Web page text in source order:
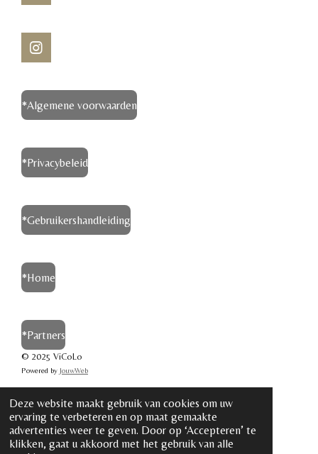
Deze website maakt gebruik van cookies om uw
ervaring te verbeteren en op maat gemaakte
advertenties weer te geven. Door op ‘Accepteren’ te
klikken, gaat u akkoord met het gebruik van alle
h
t
s
A
p
I
n
t
a
g
a
m
*Algemene voorwaarden
*Privacybeleid
*Gebruikershandleiding
*Home
*Partners
© 2025 ViCoLo
Powered by JouwWeb